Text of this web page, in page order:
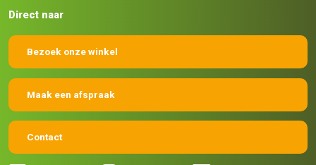
Direct naar
Bezoek onze winkel
Maak een afspraak
Contact